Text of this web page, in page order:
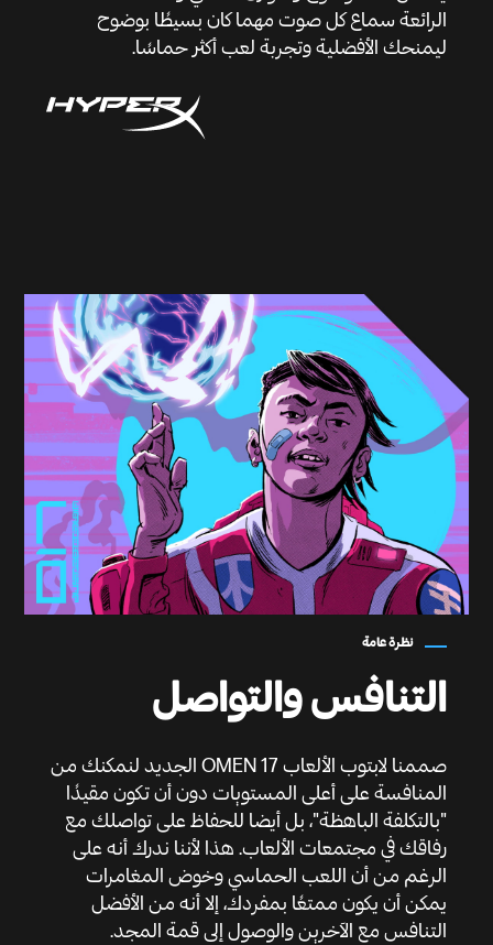
الرائعة سماع كل صوت مهما كان بسيطًا بوضوح
ليمنحك الأفضلية وتجربة لعب أكثر حماسًا.
نظرة عامة
التنافس والتواصل
صممنا لابتوب الألعاب OMEN 17 الجديد لنمكنك من
المنافسة على أعلى المستويات دون أن تكون مقيدًا
"بالتكلفة الباهظة"، بل أيضا للحفاظ على تواصلك مع
رفاقك في مجتمعات الألعاب. هذا لأننا ندرك أنه على
الرغم من أن اللعب الحماسي وخوض المغامرات
يمكن أن يكون ممتعًا بمفردك، إلا أنه من الأفضل
التنافس مع الآخرين والوصول إلى قمة المجد.